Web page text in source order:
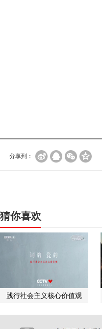
分享到：
猜你喜欢
践行社会主义核心价值观